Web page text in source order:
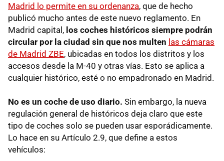
Madrid lo permite en su ordenanza, que de hecho
publicó mucho antes de este nuevo reglamento. En
Madrid capital, los coches históricos siempre podrán
circular por la ciudad sin que nos multen las cámaras
de Madrid ZBE, ubicadas en todos los distritos y los
accesos desde la M-40 y otras vías. Esto se aplica a
cualquier histórico, esté o no empadronado en Madrid.
No es un coche de uso diario. Sin embargo, la nueva
regulación general de históricos deja claro que este
tipo de coches solo se pueden usar esporádicamente.
Lo hace en su Artículo 2.9, que define a estos
vehículos: